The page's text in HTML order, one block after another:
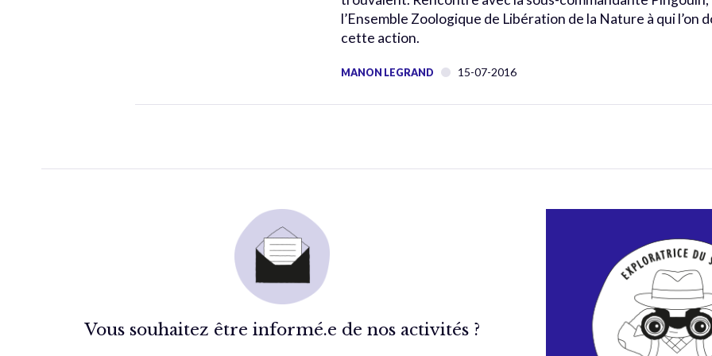
l’Ensemble Zoologique de Libération de la Nature à qui l’on
cette action.
MANON LEGRAND 15-07-2016
Vous souhaitez être informé.e de nos activités ?